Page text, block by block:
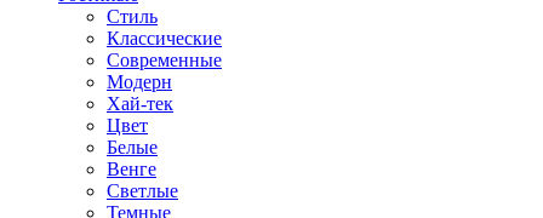
Стиль
Классические
Современные
Модерн
Хай-тек
Цвет
Белые
Венге
Светлые
Темные